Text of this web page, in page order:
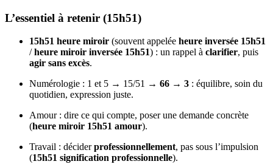
L’essentiel à retenir (15h51)
15h51 heure miroir (souvent appelée heure inversée 15h51
/heure miroir inversée 15h51) : un rappel à clarifier, puis
agir sans excès.
Numérologie : 1 et 5 → 15/51 → 66 → 3 : équilibre, soin du
quotidien, expression juste.
Amour : dire ce qui compte, poser une demande concrète
(heure miroir 15h51 amour).
Travail : déciderprofessionnellement, pas sous l’impulsion
(15h51 signification professionnelle).